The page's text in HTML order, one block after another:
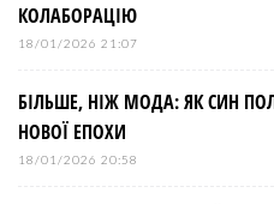
КОЛАБОРАЦІЮ
18/01/2026 21:07
БІЛЬШЕ, НІЖ МОДА: ЯК СИН
НОВОЇ ЕПОХИ
18/01/2026 20:58